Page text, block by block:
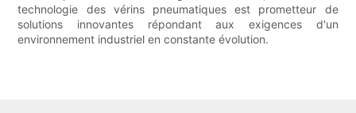
technologie des vérins pneumatiques est prometteur de
solutions innovantes répondant aux exigences d'un
environnement industriel en constante évolution.